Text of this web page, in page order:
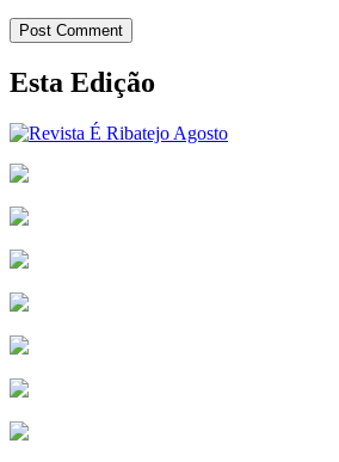
Post Comment
Esta Edição